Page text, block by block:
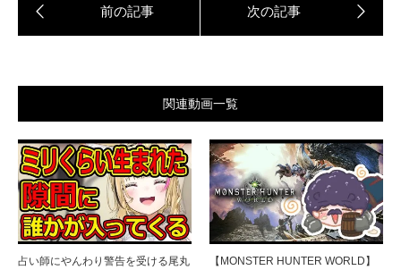
関連動画一覧
占い師にやんわり警告を受ける尾丸
【MONSTER HUNTER WORLD】